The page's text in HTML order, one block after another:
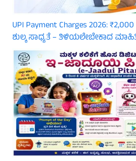
UPI Payment Charges 2026:
ಶುಲ್ಕ ಸಾಧ್ಯತೆ – ತಿಳಿಯಲೇಬೇಕಾದ